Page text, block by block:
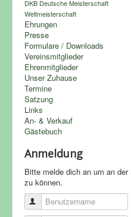
DKB Deutsche Meisterschaft
Weltmeisterschaft
Ehrungen
Presse
Formulare / Downloads
Vereinsmitglieder
Ehrenmitglieder
Unser Zuhause
Termine
Satzung
Links
An- & Verkauf
Gästebuch
Anmeldung
Bitte melde dich an um an
zu können.
Benutzername